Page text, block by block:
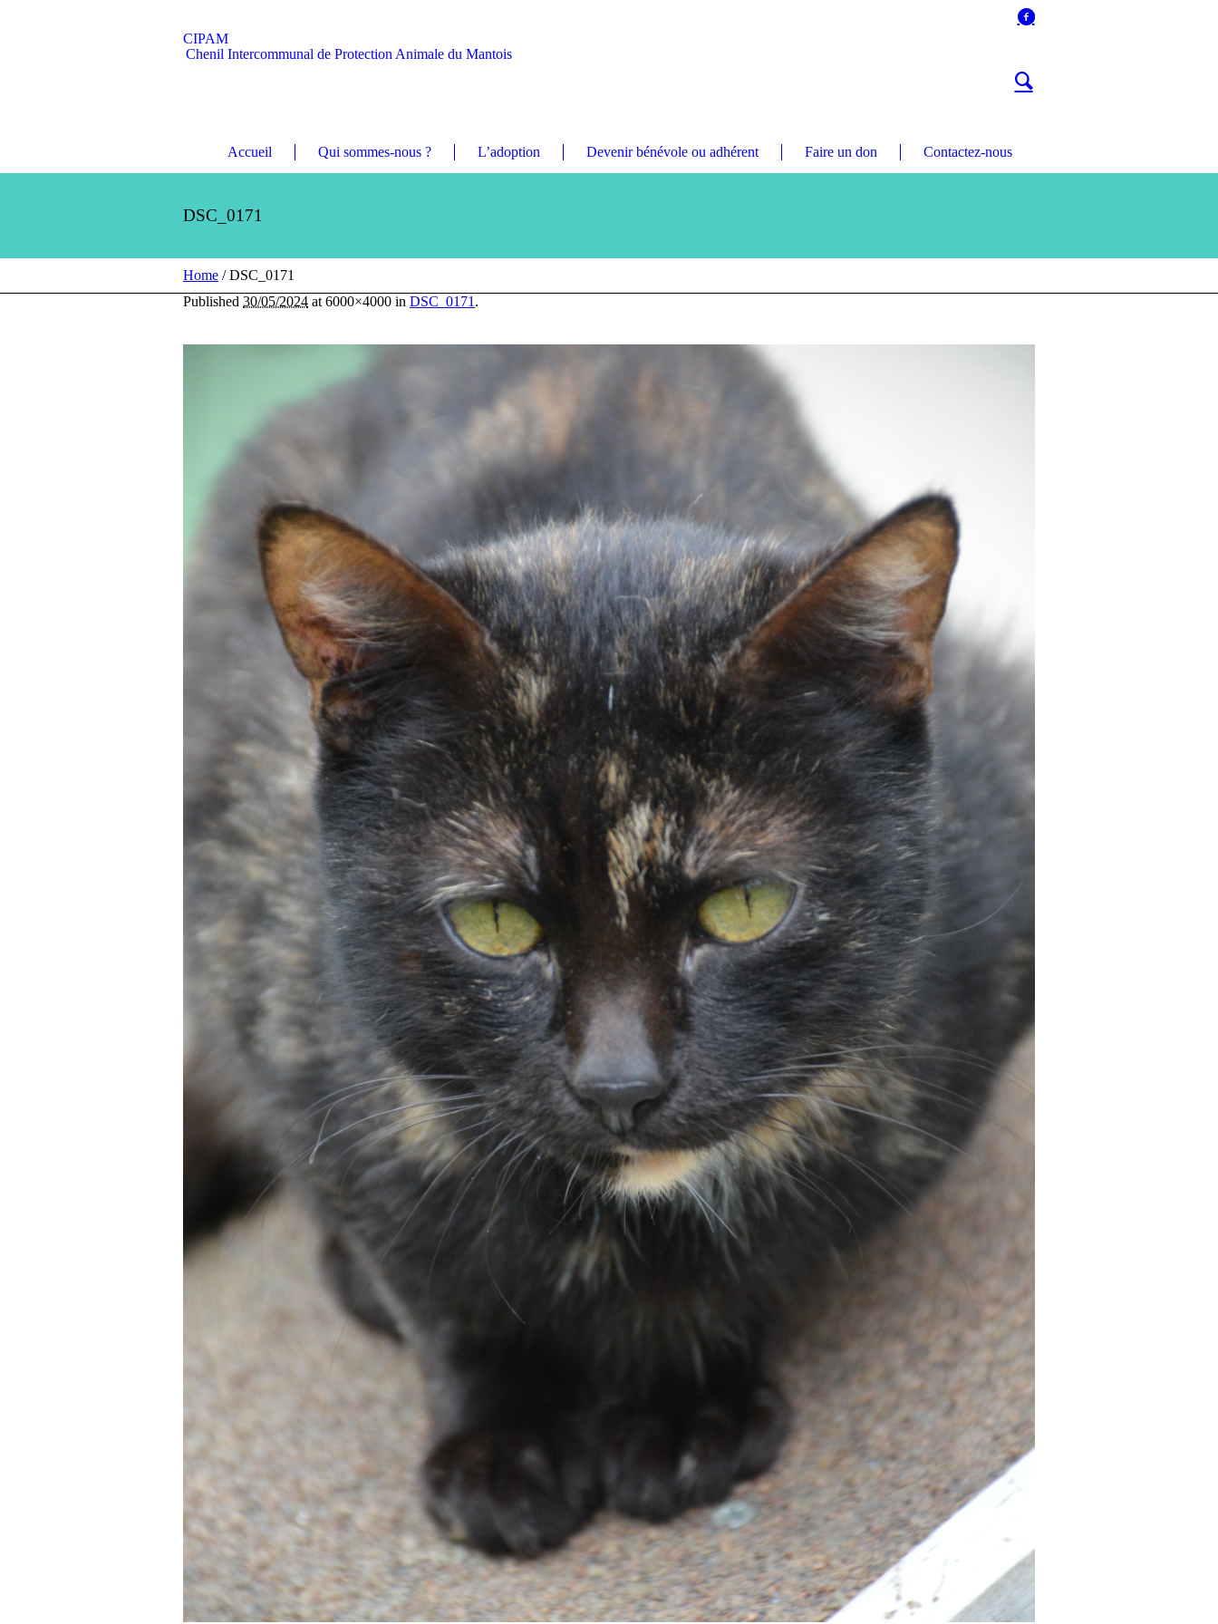
CIPAM
Chenil Intercommunal de Protection Animale du Mantois
Accueil Qui sommes-nous ? L’adoption Devenir bénévole ou adhérent Faire un don Contactez-nous
DSC_0171
Home /DSC_0171
Published 30/05/2024 at 6000×4000 in DSC_0171 .